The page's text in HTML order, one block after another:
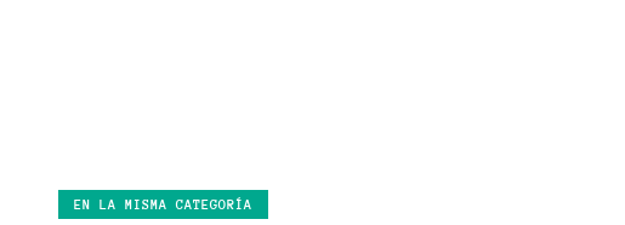
EN LA MISMA CATEGORÍA